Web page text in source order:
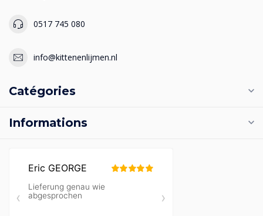
0517 745 080
info@kittenenlijmen.nl
Catégories
Informations